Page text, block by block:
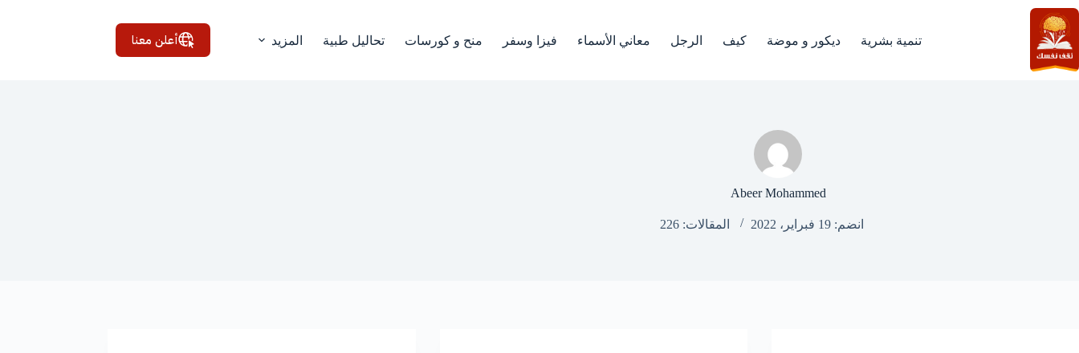
التجاوز
إلى
المحتوى
تنمية بشرية ديكور و موضة كيف الرجل معاني الأسماء فيزا وسفر منح و كورسات تحاليل طبية المزيد أعلن معنا
Abeer Mohammed
انضم: 19 فبراير، 2022 المقالات: 226